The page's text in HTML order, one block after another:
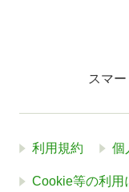
スマ
利用規約 個
Cookie等の利用